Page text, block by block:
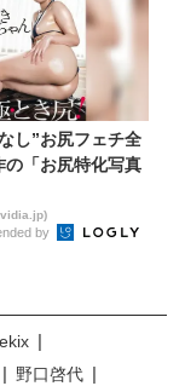
し”お尻フェチ全
の「お尻特化写真
by
野口啓代